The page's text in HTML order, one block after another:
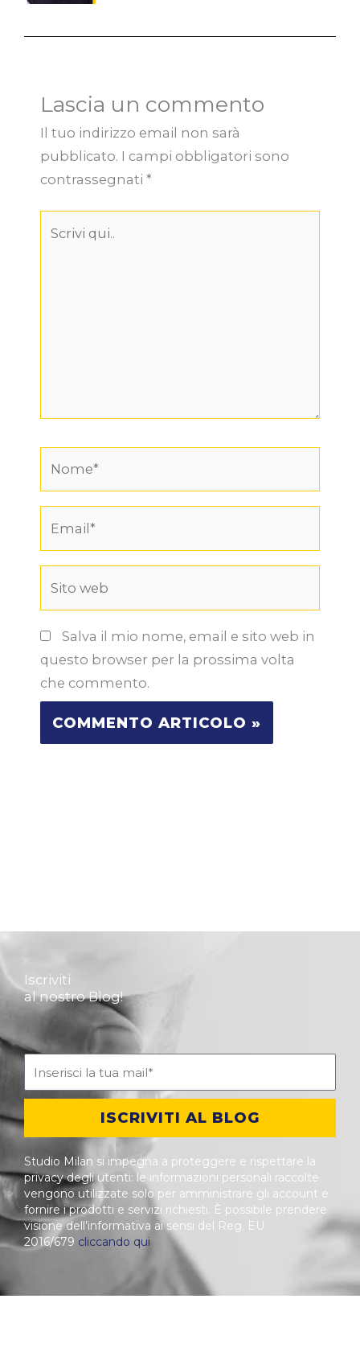
Lascia un commento
Il tuo indirizzo email non sarà
pubblicato. I campi obbligatori sono
contrassegnati *
Salva il mio nome, email e sito web in
questo browser per la prossima volta
che commento.
Iscriviti
al nostro Blog!
ISCRIVITI AL BLOG
Studio Milan si impegna a proteggere e rispettare la
privacy degli utenti: le informazioni personali raccolte
vengono utilizzate solo per amministrare gli account e
fornire i prodotti e servizi richiesti. È possibile prendere
visione dell’informativa ai sensi del Reg. EU
2016/679 cliccando qui